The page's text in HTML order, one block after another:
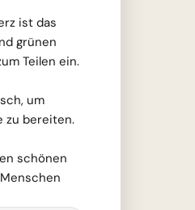
ist das
grünen
Teilen ein.
um
zu bereiten.
schönen